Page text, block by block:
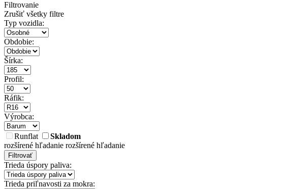
Filtrovanie
Zrušiť všetky filtre
Typ vozidla:
Obdobie:
Šírka:
Profil:
Ráfik:
Výrobca:
Runflat
Skladom
rozšírené hľadanie rozšírené hľadanie
Filtrovať
Trieda úspory paliva:
Trieda priľnavosti za mokra: